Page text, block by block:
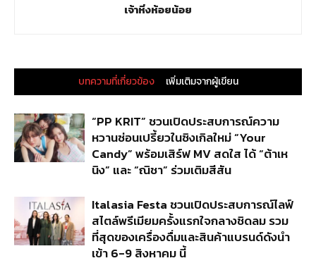
เจ้าหิ่งห้อยน้อย
บทความที่เกี่ยวข้อง เพิ่มเติมจากผู้เขียน
“PP KRIT” ชวนเปิดประสบการณ์ความ
หวานซ่อนเปรี้ยวในซิงเกิลใหม่ “Your
Candy” พร้อมเสิร์ฟ MV สดใส ได้ “ต้าเห
นิง” และ “ณิชา” ร่วมเติมสีสัน
Italasia Festa ชวนเปิดประสบการณ์ไลฟ์
สไตล์พรีเมียมครั้งแรกใจกลางชิดลม รวม
ที่สุดของเครื่องดื่มและสินค้าแบรนด์ดังนำ
เข้า 6-9 สิงหาคม นี้